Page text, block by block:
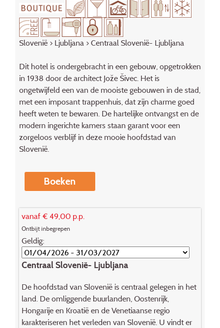
Slovenië> Ljubljana> Centraal Slovenië- Ljubljana
Dit hotel is ondergebracht in een gebouw, opgetrokken
in 1938 door de architect Jože Šivec. Het is
ongetwijfeld een van de mooiste gebouwen in de stad,
met een imposant trappenhuis, dat zijn charme goed
heeft weten te bewaren. De hartelijke ontvangst en de
modern ingerichte kamers staan garant voor een
zorgeloos verblijf in deze mooie hoofdstad van
Slovenië.
Boeken
vanaf € 49,00 p.p.
Ontbijt inbegrepen
Geldig:
Centraal Slovenië- Ljubljana
De hoofdstad van Slovenië is centraal gelegen in het
land. De omliggende buurlanden, Oostenrijk,
Hongarije en Kroatië en de Venetiaanse regio
karakteriseren het verleden van Slovenië. U vindt er